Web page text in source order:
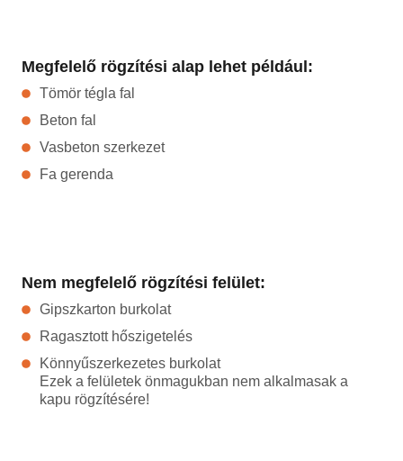
Megfelelő rögzítési alap lehet például:
Tömör tégla fal
Beton fal
Vasbeton szerkezet
Fa gerenda
Nem megfelelő rögzítési felület:
Gipszkarton burkolat
Ragasztott hőszigetelés
Könnyűszerkezetes burkolat
Ezek a felületek önmagukban nem alkalmasak a
kapu rögzítésére!